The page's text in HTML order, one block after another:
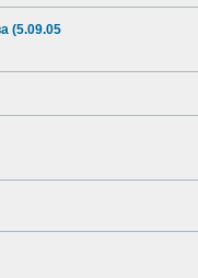
(5.09.05